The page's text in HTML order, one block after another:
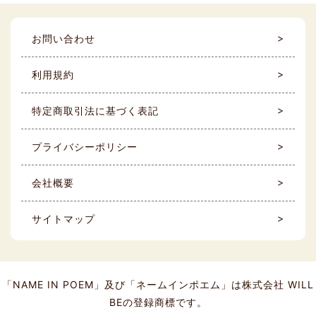
お問い合わせ
利用規約
特定商取引法に基づく表記
プライバシーポリシー
会社概要
サイトマップ
「NAME IN POEM」及び「ネームインポエム」は株式会社 WILL
BEの登録商標です。